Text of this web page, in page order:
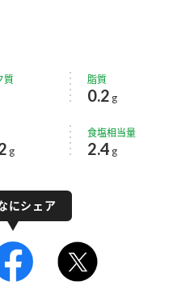
質 脂質
0.2 g
g
食塩相当量
2.4 g